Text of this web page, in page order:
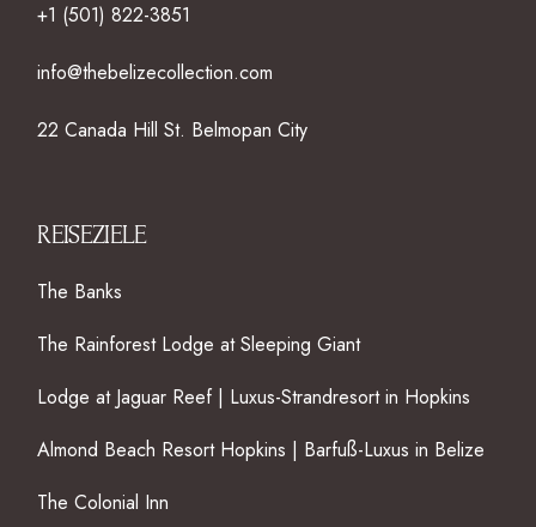
+1 (501) 822-3851
info@thebelizecollection.com
22 Canada Hill St. Belmopan City
REISEZIELE
The Banks
The Rainforest Lodge at Sleeping Giant
Lodge at Jaguar Reef | Luxus-Strandresort in Hopkins
Almond Beach Resort Hopkins | Barfuß-Luxus in Belize
The Colonial Inn